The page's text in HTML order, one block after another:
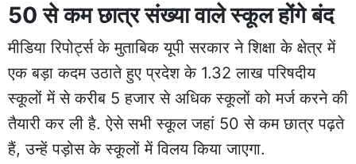
50 से कम छात्र संख्या वाले स्कूल होंगे बंद
मीडिया रिपोर्ट्स के मुताबिक यूपी सरकार ने शिक्षा के क्षेत्र में
एक बड़ा कदम उठाते हुए प्रदेश के 1.32 लाख परिषदीय
स्कूलों में से करीब 5 हजार से अधिक स्कूलों को मर्ज करने की
तैयारी कर ली है. ऐसे सभी स्कूल जहां 50 से कम छात्र पढ़ते
हैं, उन्हें पड़ोस के स्कूलों में विलय किया जाएगा.